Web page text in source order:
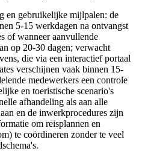
en gebruikelijke mijlpalen: de
5-15 werkdagen na ontvangst
of wanneer aanvullende
op 20-30 dagen; verwacht
die via een interactief portaal
verschijnen vaak binnen 15-
medewerkers een controle
en toeristische scenario's
afhandeling als aan alle
en de inwerkprocedures zijn
om reisplannen en
te coördineren zonder te veel